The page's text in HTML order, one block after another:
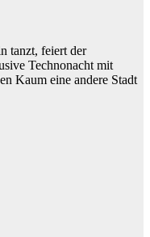
tanzt, feiert der
Technonacht mit
Kaum eine andere Stadt